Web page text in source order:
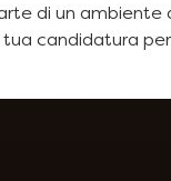
di un ambiente
candidatura